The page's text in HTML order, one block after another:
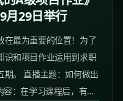
月29日举行
在最为重要的位置！为了
识和项目作业运用到求职
期。 直播主题：如何做出
：在学习课程后，有什